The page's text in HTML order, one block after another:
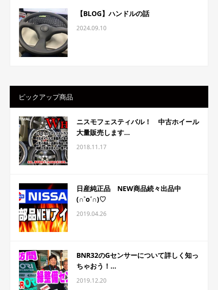
【BLOG】ハンドルの話
2024.09.10
ピックアップ商品
ニスモフェスティバル！ 中古ホイール
大量販売します...
2018.11.17
日産純正品 NEW商品続々出品中
(∩˃o˂∩)♡
2019.04.26
BNR32のGセンサーについて詳しく知っ
ちゃおう！...
2019.12.20